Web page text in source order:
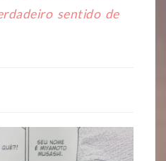
sentido de